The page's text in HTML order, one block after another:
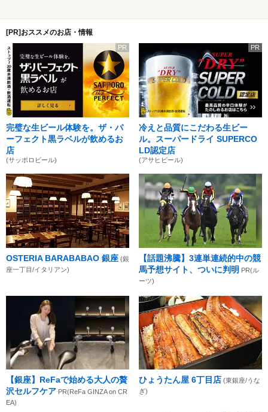
[PR]おススメのお店・情報
PR
完璧な生ビール体験を。ザ・パ
ーフェクト黒ラベルが飲めるお
店
(サッポロビール)
PR
冷えと品質にこだわる生ビー
ル。スーパードライ SUPERCO
LD認定店
(アサヒビール)
OSTERIA BARABABAO 銀座 (銀
座一丁目/イタリアン)
【話題沸騰】3連単連続的中の競
馬予想サイト、ついに判明 PR(ル
ーツ)
【銀座】ReFaで始める大人の贅
沢セルフケア PR(ReFa GINZA on CR
EA)
ひょうたん屋 6丁目店 (東銀座/うな
ぎ)